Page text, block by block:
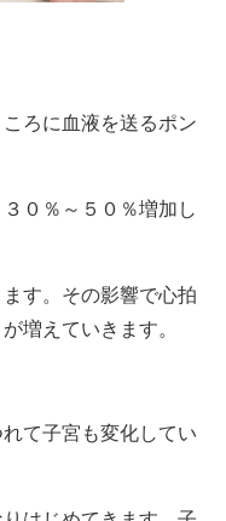
ろに血液を送るポン
０％～５０％増加し
す。その影響で心拍
増えていきます。
て子宮も変化してい